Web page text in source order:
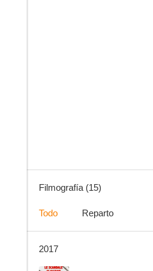
Filmografía (15)
Todo Reparto
2017